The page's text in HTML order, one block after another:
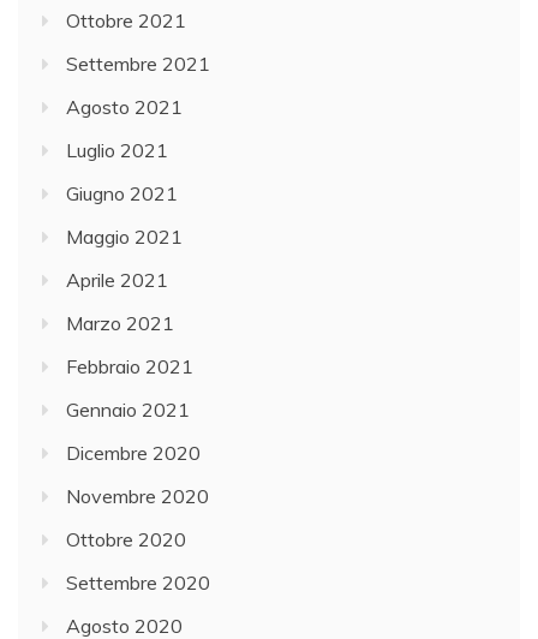
Ottobre 2021
Settembre 2021
Agosto 2021
Luglio 2021
Giugno 2021
Maggio 2021
Aprile 2021
Marzo 2021
Febbraio 2021
Gennaio 2021
Dicembre 2020
Novembre 2020
Ottobre 2020
Settembre 2020
Agosto 2020